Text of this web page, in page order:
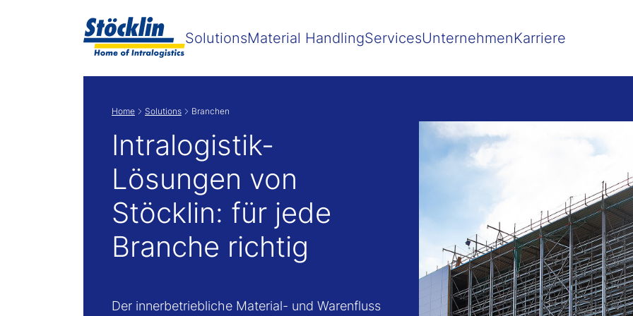
SolutionsMaterial HandlingServicesUnternehmenKarriere
Home Solutions Branchen
Intralogistik-
Lösungen von
Stöcklin: für jede
Branche richtig
Der innerbetriebliche Material- und Warenfluss